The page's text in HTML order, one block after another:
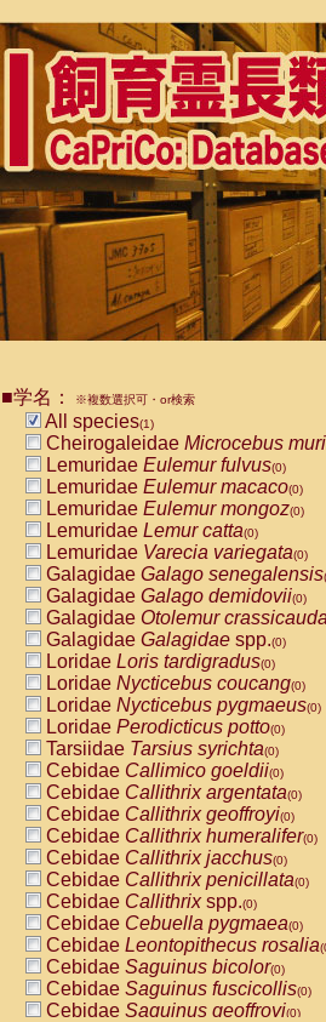
■学名： ※複数選択可・or検索
All species(1)
Cheirogaleidae Microcebus
Lemuridae Eulemur fulvus(0)
Lemuridae Eulemur macaco(0)
Lemuridae Eulemur mongoz(0)
Lemuridae Lemur catta(0)
Lemuridae Varecia variegata(0)
Galagidae Galago senegalensis
Galagidae Galago demidovii(0)
Galagidae Otolemur
Galagidae Galagidae spp.(0)
Loridae Loris tardigradus(0)
Loridae Nycticebus coucang(0)
Loridae Nycticebus pygmaeus(0)
Loridae Perodicticus potto(0)
Tarsiidae Tarsius syrichta(0)
Cebidae Callimico goeldii(0)
Cebidae Callithrix argentata(0)
Cebidae Callithrix geoffroyi(0)
Cebidae Callithrix humeralifer(0)
Cebidae Callithrix jacchus(0)
Cebidae Callithrix penicillata(0)
Cebidae Callithrixspp.(0)
Cebidae Cebuella pygmaea(0)
Cebidae Leontopithecus rosalia
Cebidae Saguinus bicolor(0)
Cebidae Saguinus fuscicollis(0)
Cebidae Saguinus geoffroyi(0)